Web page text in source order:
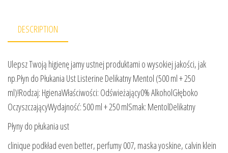
DESCRIPTION
Ulepsz Twoją higienę jamy ustnej produktami o wysokiej jakości, jak
np.Płyn do Płukania Ust Listerine Delikatny Mentol (500 ml + 250
ml)!Rodzaj: HgienaWłaściwości: Odświeżający0% AlkoholGłęboko
OczyszczającyWydajność: 500 ml + 250 mlSmak: MentolDelikatny
Płyny do płukania ust
clinique podkład even better, perfumy 007, maska yoskine, calvin klein